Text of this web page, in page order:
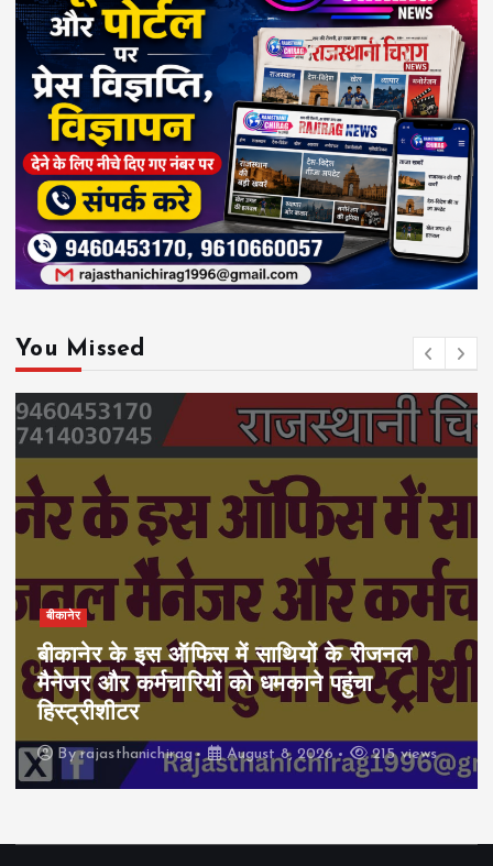
You Missed
बीकानेर
बीकानेर के इस ऑफिस में साथियों के रीजनल
मैनेजर और कर्मचारियों को धमकाने पहुंचा
हिस्ट्रीशीटर
Byrajasthanichirag August 8, 2026 215 views